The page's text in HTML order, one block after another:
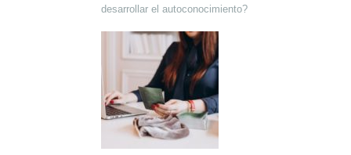
desarrollar el autoconocimiento?